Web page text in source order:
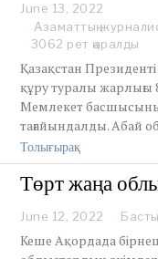
June 13, 2022
u
n
1
5
,
2
Азаматтық
3062 рет қаралды
Қазақстан
құру туралы жарлығы
Мемлекет
тағайындалды. Абай
Толығырақ
Төрт жаңа
June 12, 2022
n
Кеше Ақордада